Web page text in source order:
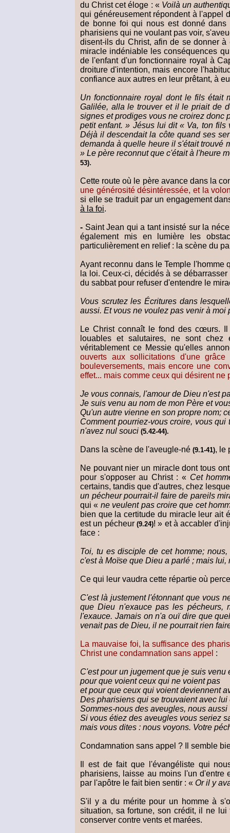
du Christ cet éloge : « Voilà un
qui généreusement répondent à l'appel
de bonne foi qui nous est donné dans
pharisiens qui ne voulant pas voir,
disent-ils du Christ, afin de se donner
miracle indéniable les conséquences
de l'enfant d'un fonctionnaire royal à
droiture d'intention, mais encore
confiance aux autres en leur prêtant, à
Un fonctionnaire royal dont le fils était
Galilée, alla le trouver et il le priait de
signes et prodiges vous ne croirez donc
petit enfant. » Jésus lui dit « Va, ton
Déjà il descendait la côte quand ses
demanda à quelle heure il s'était trouvé
» Le père reconnut que c'était à l'heure
53).
Cette route où le père avance dans la
une générosité désintéressée, et la
si elle se traduit par un engagement
à la foi.
- Saint Jean qui a tant insisté sur la
également mis en lumière les
particulièrement en relief : la scène du
Ayant reconnu dans le Temple l'homme
la loi. Ceux-ci, décidés à se
du sabbat pour refuser d'entendre le
Vous scrutez les Écritures dans
aussi. Et vous ne voulez pas venir à moi
Le Christ connaît le fond des cœurs.
louables et salutaires, ne sont
véritablement ce Messie qu'elles
ouverts aux sollicitations d'une
bouleversements, mais encore une
effet... mais comme ceux qui désirent ne
Je vous connais, l'amour de Dieu n'est
Je suis venu au nom de mon Père et
Qu'un autre vienne en son propre nom;
Comment pourriez-vous croire, vous
n'avez nul souci (5.42-44).
Dans la scène de l'aveugle-né (9.1-41), le
Ne pouvant nier un miracle dont tous
pour s'opposer au Christ : « Cet
certains, tandis que d'autres, chez
un pécheur pourrait-il faire de pareils
qui « ne veulent pas croire que cet
bien que la certitude du miracle leur ait
est un pécheur (9.24)! » et à accabler
face :
Toi, tu es disciple de cet homme;
c'est à Moïse que Dieu a parlé ; mais
Ce qui leur vaudra cette répartie où
C'est là justement l'étonnant que vous
que Dieu n'exauce pas les pécheurs,
l'exauce. Jamais on n'a ouï dire que
venait pas de Dieu, il ne pourrait rien
La mauvaise foi, la suffisance des
Christ une condamnation sans appel :
C'est pour un jugement que je suis venu
pour que voient ceux qui ne voient pas
et pour que ceux qui voient deviennent
Des pharisiens qui se trouvaient avec
Sommes-nous des aveugles, nous
Si vous étiez des aveugles vous seriez
mais vous dites : nous voyons. Votre
Condamnation sans appel ? Il semble
Il est de fait que l'évangéliste qui
pharisiens, laisse au moins l'un d'entre
par l'apôtre le fait bien sentir : « Or il y
S'il y a du mérite pour un homme à
situation, sa fortune, son crédit, il ne
conserver contre vents et marées.